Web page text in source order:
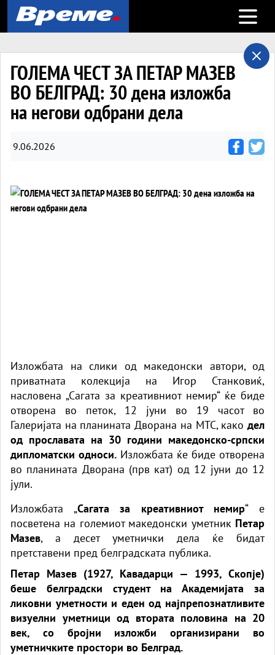
Open
ГОЛЕМА ЧЕСТ ЗА ПЕТАР МАЗЕВ
ВО БЕЛГРАД: 30 дена изложба
на негови одбрани дела
9.06.2026
Изложбата на слики од македонски автори, од
приватната колекција на Игор Станковиќ,
насловена „Сагата за креативниот немир“ ќе биде
отворена во петок, 12 јуни во 19 часот во
Галеријата на планината Дворана на МТС, како дел
од прославата на 30 години македонско-српски
дипломатски односи. Изложбата ќе биде отворена
во планината Дворана (прв кат) од 12 јуни до 12
јули.
Изложбата „Сагата за креативниот немир“ е
посветена на големиот македонски уметник Петар
Мазев, а десет уметнички дела ќе бидат
претставени пред белградската публика.
Петар Мазев (1927, Кавадарци — 1993, Скопје)
беше белградски студент на Академијата за
ликовни уметности и еден од најпрепознатливите
визуелни уметници од втората половина на 20
век, со бројни изложби организирани во
уметничките простори во Белград.